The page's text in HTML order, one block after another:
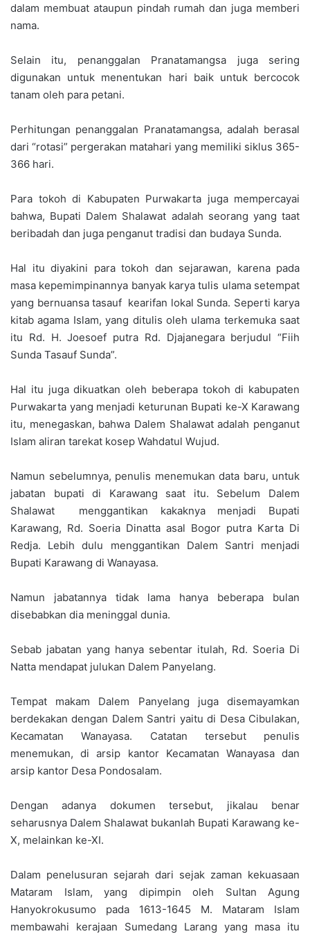
dalam membuat ataupun pindah rumah dan juga memberi
nama.
Selain itu, penanggalan Pranatamangsa juga sering
digunakan untuk menentukan hari baik untuk bercocok
tanam oleh para petani.
Perhitungan penanggalan Pranatamangsa, adalah berasal
dari “rotasi” pergerakan matahari yang memiliki siklus 365-
366 hari.
Para tokoh di Kabupaten Purwakarta juga mempercayai
bahwa, Bupati Dalem Shalawat adalah seorang yang taat
beribadah dan juga penganut tradisi dan budaya Sunda.
Hal itu diyakini para tokoh dan sejarawan, karena pada
masa kepemimpinannya banyak karya tulis ulama setempat
yang bernuansa tasauf kearifan lokal Sunda. Seperti karya
kitab agama Islam, yang ditulis oleh ulama terkemuka saat
itu Rd. H. Joesoef putra Rd. Djajanegara berjudul “Fiih
Sunda Tasauf Sunda”.
Hal itu juga dikuatkan oleh beberapa tokoh di kabupaten
Purwakarta yang menjadi keturunan Bupati ke-X Karawang
itu, menegaskan, bahwa Dalem Shalawat adalah penganut
Islam aliran tarekat kosep Wahdatul Wujud.
Namun sebelumnya, penulis menemukan data baru, untuk
jabatan bupati di Karawang saat itu. Sebelum Dalem
Shalawat menggantikan kakaknya menjadi Bupati
Karawang, Rd. Soeria Dinatta asal Bogor putra Karta Di
Redja. Lebih dulu menggantikan Dalem Santri menjadi
Bupati Karawang di Wanayasa.
Namun jabatannya tidak lama hanya beberapa bulan
disebabkan dia meninggal dunia.
Sebab jabatan yang hanya sebentar itulah, Rd. Soeria Di
Natta mendapat julukan Dalem Panyelang.
Tempat makam Dalem Panyelang juga disemayamkan
berdekakan dengan Dalem Santri yaitu di Desa Cibulakan,
Kecamatan Wanayasa. Catatan tersebut penulis
menemukan, di arsip kantor Kecamatan Wanayasa dan
arsip kantor Desa Pondosalam.
Dengan adanya dokumen tersebut, jikalau benar
seharusnya Dalem Shalawat bukanlah Bupati Karawang ke-
X, melainkan ke-XI.
Dalam penelusuran sejarah dari sejak zaman kekuasaan
Mataram Islam, yang dipimpin oleh Sultan Agung
Hanyokrokusumo pada 1613-1645 M. Mataram Islam
membawahi kerajaan Sumedang Larang yang masa itu